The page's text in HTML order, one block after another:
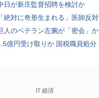
日が新庄監督招聘を検討か
「絶対に奇形生まれる」医師反対
人のベテラン左腕が「密会」か
億円受け取りか 国税職員処分
IT 経済